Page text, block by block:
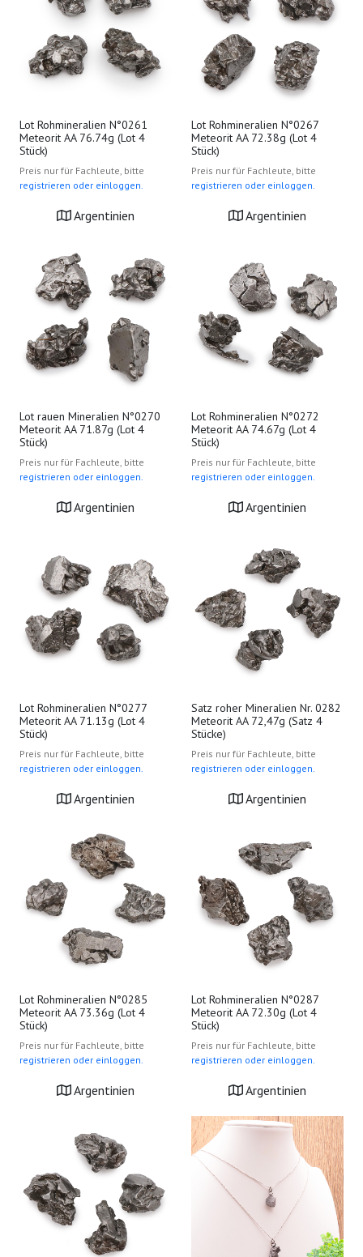
Lot Rohmineralien N°0261
Meteorit AA 76.74g (Lot 4
Stück)
Preis nur für Fachleute, bitte
registrieren oder einloggen.
Argentinien
Lot Rohmineralien N°0267
Meteorit AA 72.38g (Lot 4
Stück)
Preis nur für Fachleute, bitte
registrieren oder einloggen.
Argentinien
Lot rauen Mineralien N°0270
Meteorit AA 71.87g (Lot 4
Stück)
Preis nur für Fachleute, bitte
registrieren oder einloggen.
Argentinien
Lot Rohmineralien N°0272
Meteorit AA 74.67g (Lot 4
Stück)
Preis nur für Fachleute, bitte
registrieren oder einloggen.
Argentinien
Lot Rohmineralien N°0277
Meteorit AA 71.13g (Lot 4
Stück)
Preis nur für Fachleute, bitte
registrieren oder einloggen.
Argentinien
Satz roher Mineralien Nr. 0282
Meteorit AA 72,47g (Satz 4
Stücke)
Preis nur für Fachleute, bitte
registrieren oder einloggen.
Argentinien
Lot Rohmineralien N°0285
Meteorit AA 73.36g (Lot 4
Stück)
Preis nur für Fachleute, bitte
registrieren oder einloggen.
Argentinien
Lot Rohmineralien N°0287
Meteorit AA 72.30g (Lot 4
Stück)
Preis nur für Fachleute, bitte
registrieren oder einloggen.
Argentinien